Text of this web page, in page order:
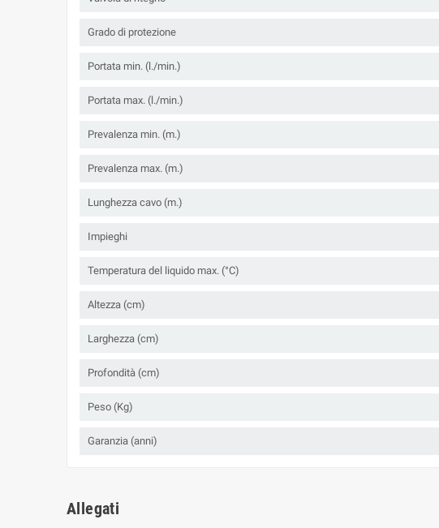
Grado di protezione
Portata min. (l./min.)
Portata max. (l./min.)
Prevalenza min. (m.)
Prevalenza max. (m.)
Lunghezza cavo (m.)
Impieghi
Temperatura del liquido max. (°C)
Altezza (cm)
Larghezza (cm)
Profondità (cm)
Peso (Kg)
Garanzia (anni)
Allegati